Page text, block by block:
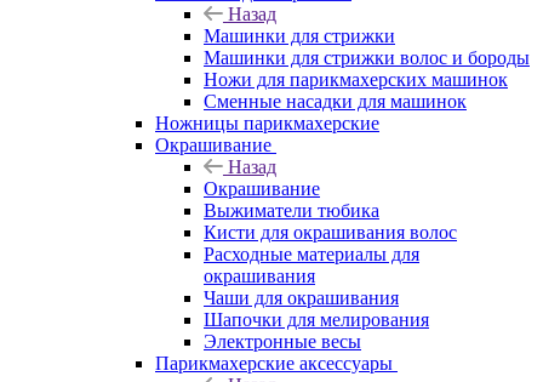
Назад
Машинки для стрижки
Машинки для стрижки волос и бороды
Ножи для парикмахерских машинок
Сменные насадки для машинок
Ножницы парикмахерские
Окрашивание
Назад
Окрашивание
Выжиматели тюбика
Кисти для окрашивания волос
Расходные материалы для
окрашивания
Чаши для окрашивания
Шапочки для мелирования
Электронные весы
Парикмахерские аксессуары